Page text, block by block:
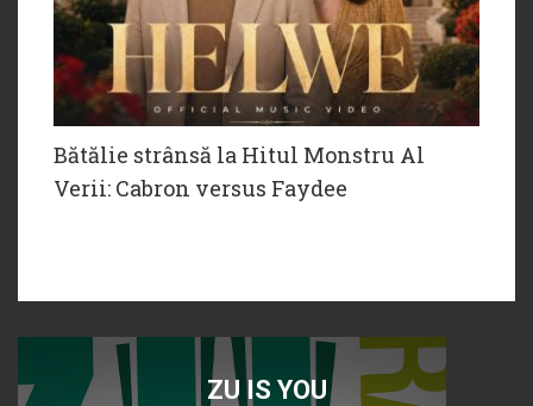
Bătălie strânsă la Hitul Monstru Al
Verii: Cabron versus Faydee
ZU IS YOU